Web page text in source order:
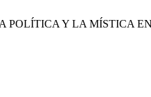
POLÍTICA Y LA MÍSTICA